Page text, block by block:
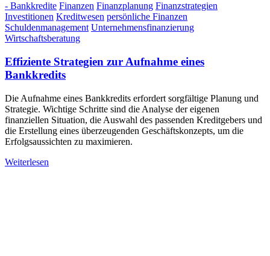
- Bankkredite Finanzen Finanzplanung Finanzstrategien
Investitionen Kreditwesen persönliche Finanzen
Schuldenmanagement Unternehmensfinanzierung
Wirtschaftsberatung
Effiziente Strategien zur Aufnahme eines
Bankkredits
Die Aufnahme eines Bankkredits erfordert sorgfältige Planung und
Strategie. Wichtige Schritte sind die Analyse der eigenen
finanziellen Situation, die Auswahl des passenden Kreditgebers und
die Erstellung eines überzeugenden Geschäftskonzepts, um die
Erfolgsaussichten zu maximieren.
Weiterlesen